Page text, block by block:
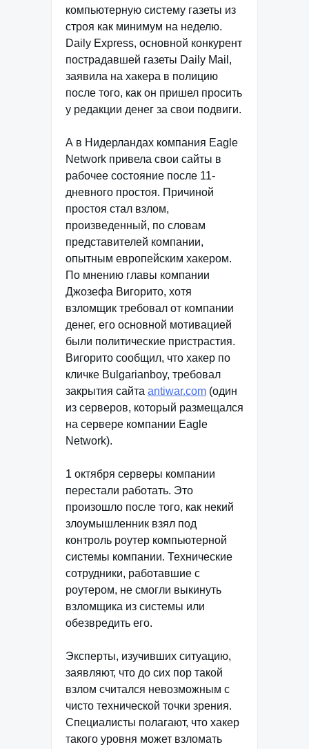
компьютерную систему газеты из
строя как минимум на неделю.
Daily Express, основной конкурент
пострадавшей газеты Daily Mail,
заявила на хакера в полицию
после того, как он пришел просить
у редакции денег за свои подвиги.
А в Нидерландах компания Eagle
Network привела свои сайты в
рабочее состояние после 11-
дневного простоя. Причиной
простоя стал взлом,
произведенный, по словам
представителей компании,
опытным европейским хакером.
По мнению главы компании
Джозефа Вигорито, хотя
взломщик требовал от компании
денег, его основной мотивацией
были политические пристрастия.
Вигорито сообщил, что хакер по
кличке Bulgarianboy, требовал
закрытия сайта antiwar.com (один
из серверов, который размещался
на сервере компании Eagle
Network).
1 октября серверы компании
перестали работать. Это
произошло после того, как некий
злоумышленник взял под
контроль роутер компьютерной
системы компании. Технические
сотрудники, работавшие с
роутером, не смогли выкинуть
взломщика из системы или
обезвредить его.
Эксперты, изучивших ситуацию,
заявляют, что до сих пор такой
взлом считался невозможным с
чисто технической точки зрения.
Специалисты полагают, что хакер
такого уровня может взломать